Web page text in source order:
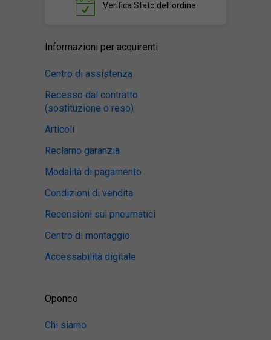
Verifica Stato dell'ordine
Informazioni per acquirenti
Centro di assistenza
Recesso dal contratto
(sostituzione o reso)
Articoli
Reclamo garanzia
Modalità di pagamento
Condizioni di vendita
Recensioni sui pneumatici
Centro di montaggio
Accessabilità digitale
Oponeo
Chi siamo